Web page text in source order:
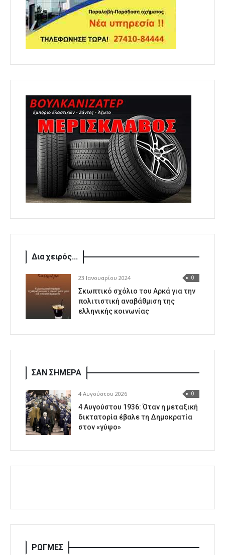
Δια χειρός...
23 Ιανουαρίου 2024 0
Σκωπτικό σχόλιο του Αρκά για την
πολιτιστική αναβάθμιση της
ελληνικής κοινωνίας
ΣΑΝ ΣΗΜΕΡΑ
4 Αυγούστου 2026 0
4 Αυγούστου 1936: Όταν η μεταξική
δικτατορία έβαλε τη Δημοκρατία
στον «γύψο»
ΡΩΓΜΕΣ